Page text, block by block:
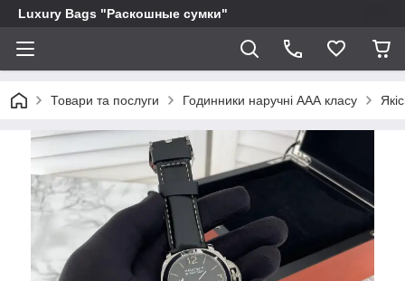
Luxury Bags "Раскошные сумки"
Товари та послуги Годинники наручні ААА класу